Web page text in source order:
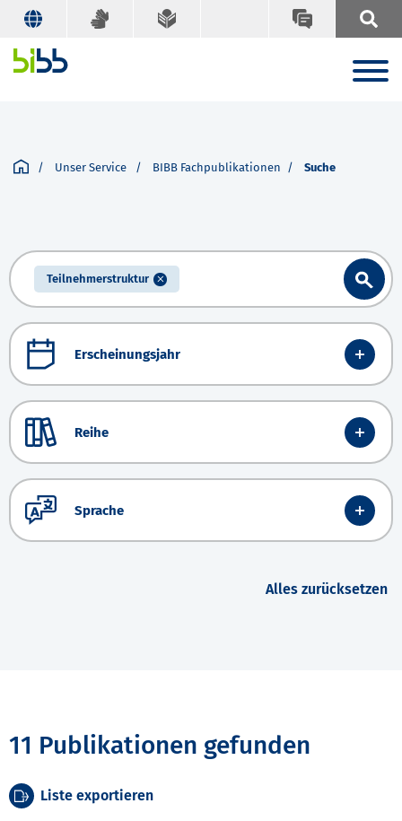
Unser Service BIBB Fachpublikationen Suche
Teilnehmerstruktur
Erscheinungsjahr
Reihe
Sprache
Alles zurücksetzen
11 Publikationen gefunden
Liste exportieren